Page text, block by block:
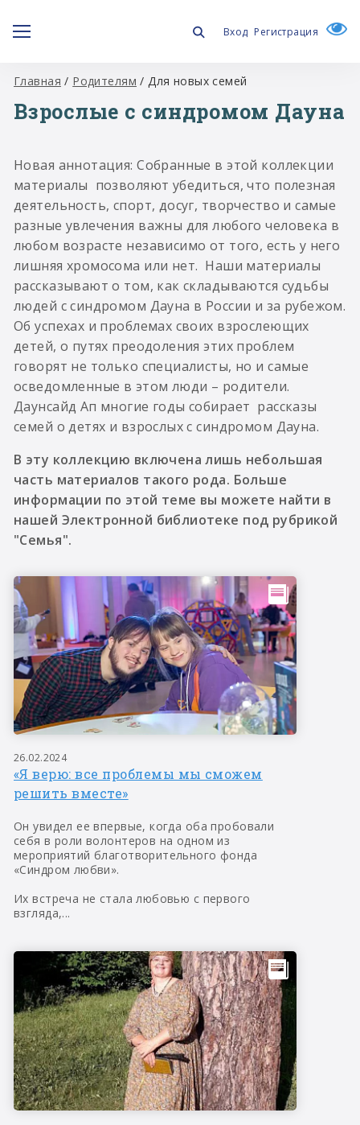
Вход Регистрация
Главная / Родителям / Для новых семей
Взрослые с синдромом Дауна
Новая аннотация: Собранные в этой коллекции
материалы позволяют убедиться, что полезная
деятельность, спорт, досуг, творчество и самые
разные увлечения важны для любого человека в
любом возрасте независимо от того, есть у него
лишняя хромосома или нет. Наши материалы
рассказывают о том, как складываются судьбы
людей с синдромом Дауна в России и за рубежом.
Об успехах и проблемах своих взрослеющих
детей, о путях преодоления этих проблем
говорят не только специалисты, но и самые
осведомленные в этом люди – родители.
Даунсайд Ап многие годы собирает рассказы
семей о детях и взрослых с синдромом Дауна.
В эту коллекцию включена лишь небольшая
часть материалов такого рода. Больше
информации по этой теме вы можете найти в
нашей Электронной библиотеке под рубрикой
"Семья".
26.02.2024
«Я верю: все проблемы мы сможем
решить вместе»
Он увидел ее впервые, когда оба пробовали
себя в роли волонтеров на одном из
мероприятий благотворительного фонда
«Синдром любви».
Их встреча не стала любовью с первого
взгляда,...